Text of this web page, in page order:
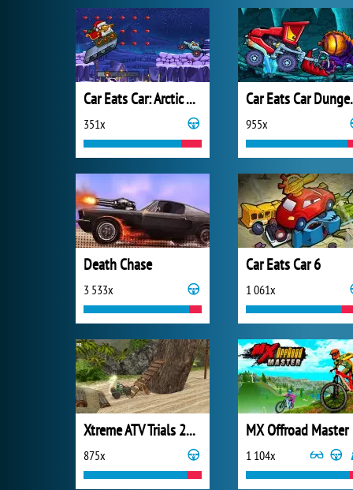
Car Eats Car: Arctic Adventure
351x
Car
955x
Death Chase
3 533x
Car Eats Car 6
1 061x
Xtreme ATV Trials 2021
875x
MX Offroad Master
1 104x